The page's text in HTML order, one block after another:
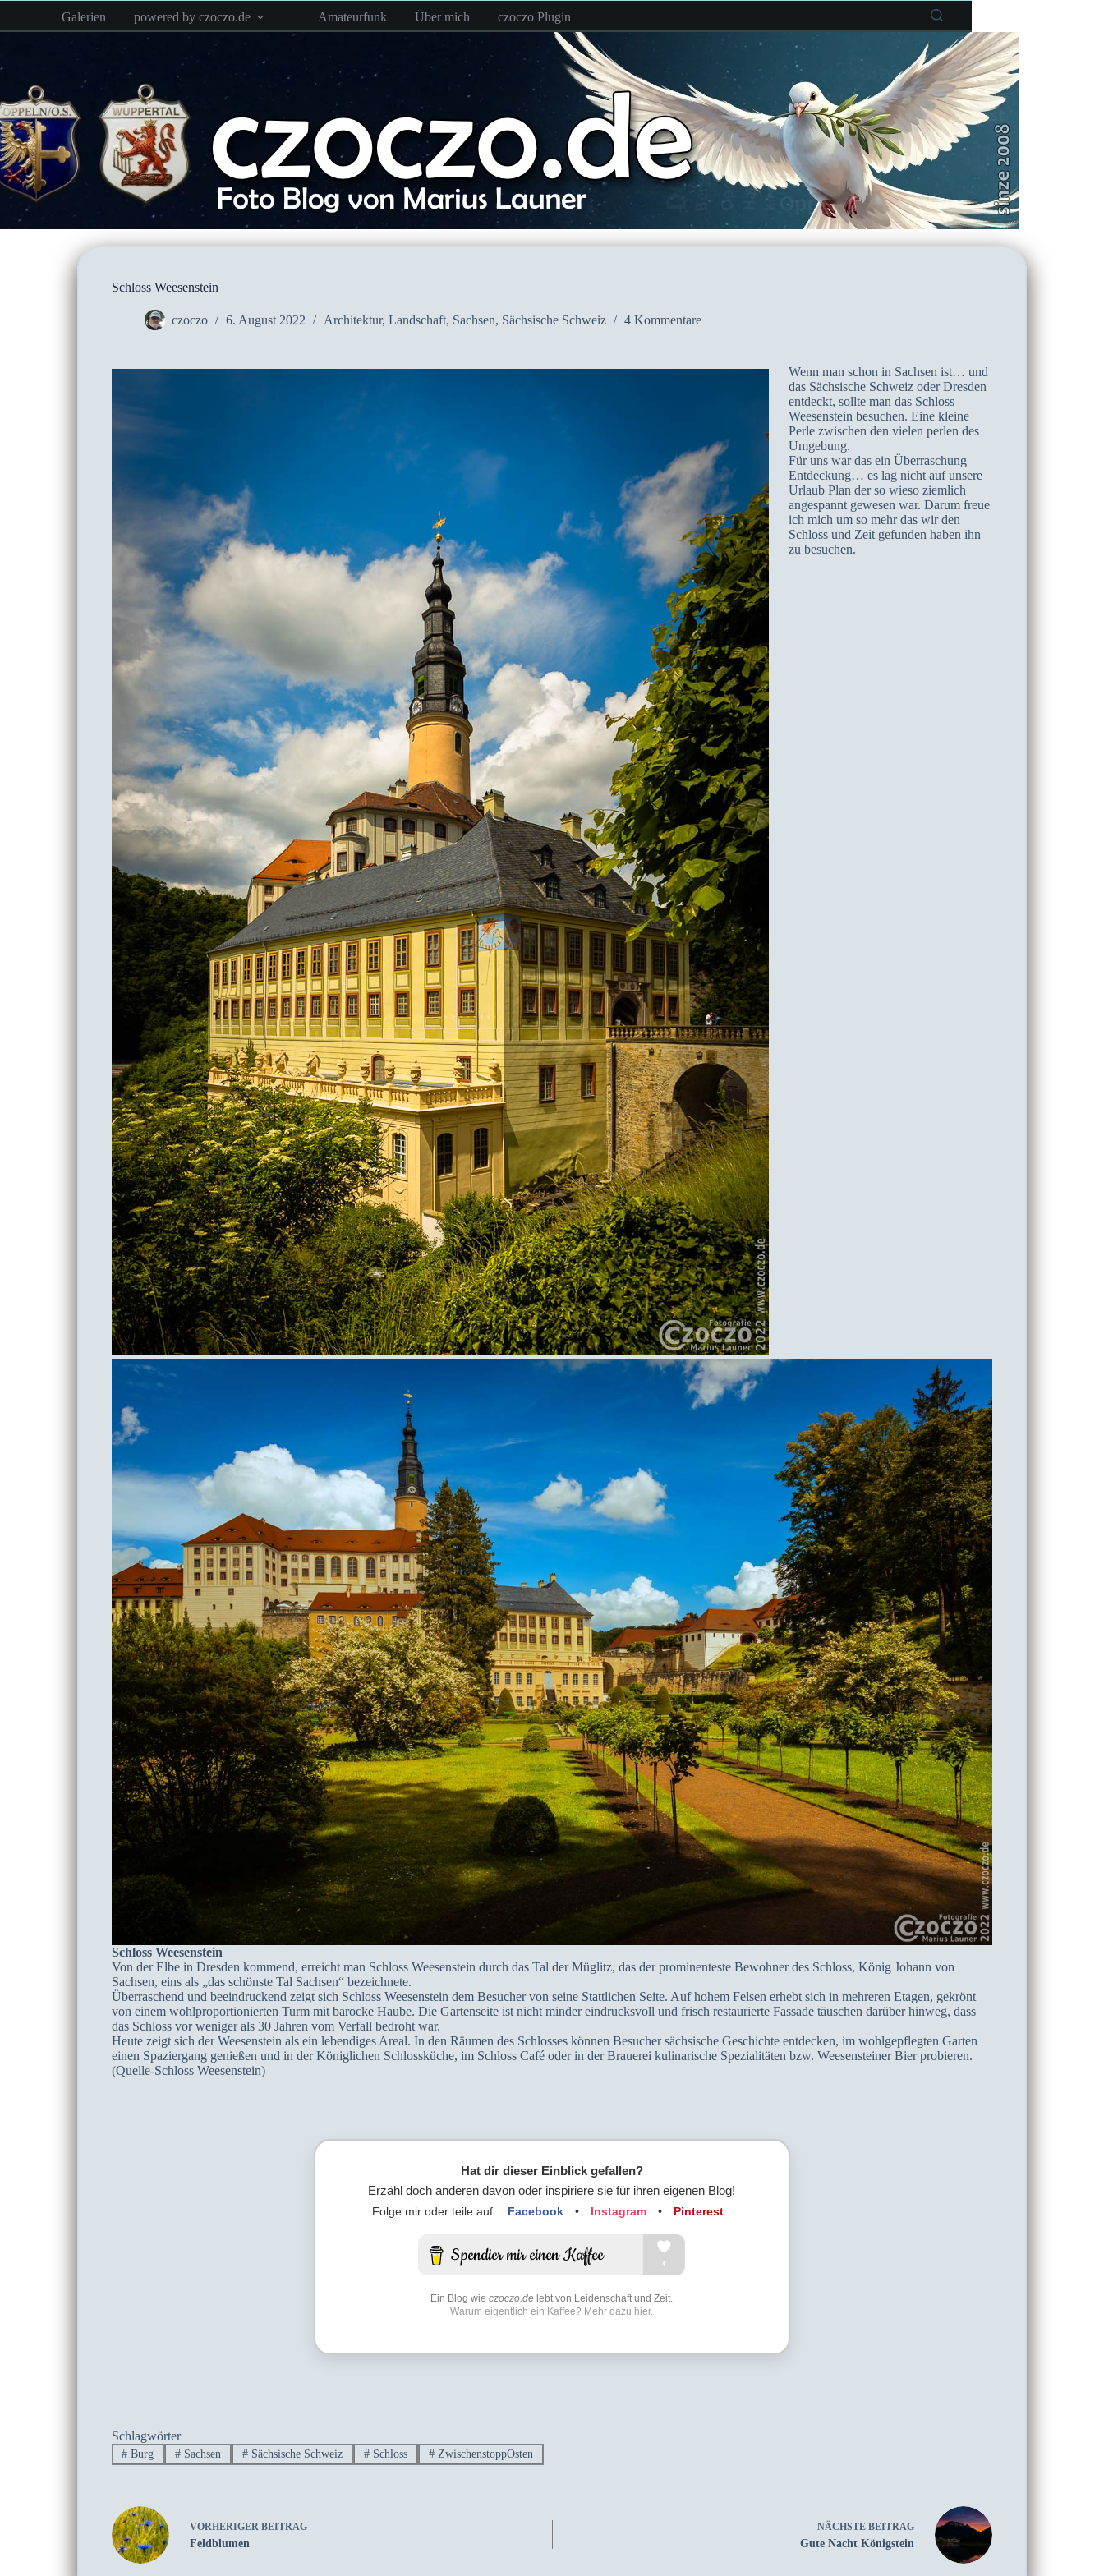
springen
Galerien powered by czoczo.de Amateurfunk Über mich czoczo Plugin
Schloss Weesenstein
czoczo 6. August 2022 Architektur, Landschaft, Sachsen, Sächsische Schweiz 4 Kommentare
Wenn man schon in Sachsen ist… und
das Sächsische Schweiz oder Dresden
entdeckt, sollte man das Schloss
Weesenstein besuchen. Eine kleine
Perle zwischen den vielen perlen des
Umgebung.
Für uns war das ein Überraschung
Entdeckung… es lag nicht auf unsere
Urlaub Plan der so wieso ziemlich
angespannt gewesen war. Darum freue
ich mich um so mehr das wir den
Schloss und Zeit gefunden haben ihn
zu besuchen.
Schloss Weesenstein
Von der Elbe in Dresden kommend, erreicht man Schloss Weesenstein durch das Tal der Müglitz, das der prominenteste Bewohner des Schloss, König Johann von
Sachsen, eins als „das schönste Tal Sachsen“ bezeichnete.
Überraschend und beeindruckend zeigt sich Schloss Weesenstein dem Besucher von seine Stattlichen Seite. Auf hohem Felsen erhebt sich in mehreren Etagen, gekrönt
von einem wohlproportionierten Turm mit barocke Haube. Die Gartenseite ist nicht minder eindrucksvoll und frisch restaurierte Fassade täuschen darüber hinweg, dass
das Schloss vor weniger als 30 Jahren vom Verfall bedroht war.
Heute zeigt sich der Weesenstein als ein lebendiges Areal. In den Räumen des Schlosses können Besucher sächsische Geschichte entdecken, im wohlgepflegten Garten
einen Spaziergang genießen und in der Königlichen Schlossküche, im Schloss Café oder in der Brauerei kulinarische Spezialitäten bzw. Weesensteiner Bier probieren.
(Quelle-Schloss Weesenstein)
Hat dir dieser Einblick gefallen?
Erzähl doch anderen davon oder inspiriere sie für ihren eigenen Blog!
Folge mir oder teile auf: Facebook • Instagram • Pinterest
Ein Blog wieczoczo.de lebt von Leidenschaft und Zeit.
Warum eigentlich ein Kaffee? Mehr dazu hier.
Schlagwörter
# Burg # Sachsen # Sächsische Schweiz #Schloss #ZwischenstoppOsten
VORHERIGER BEITRAG
Feldblumen
NÄCHSTEBEITRAG
Gute Nacht Königstein